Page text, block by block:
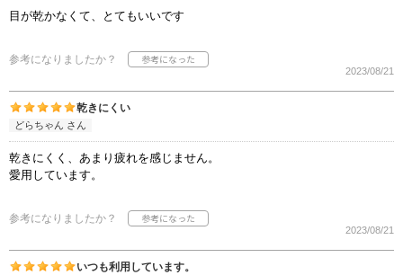
目が乾かなくて、とてもいいです
参考になりましたか？
2023/08/21
乾きにくい
どらちゃん さん
乾きにくく、あまり疲れを感じません。
愛用しています。
参考になりましたか？
2023/08/21
いつも利用しています。